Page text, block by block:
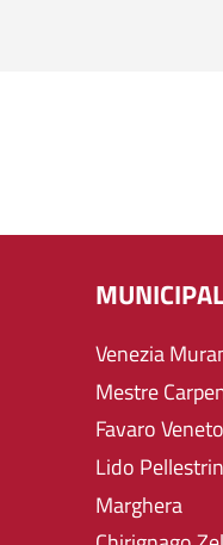
Venezia
Mestre
Favaro Veneto
Lido
Marghera